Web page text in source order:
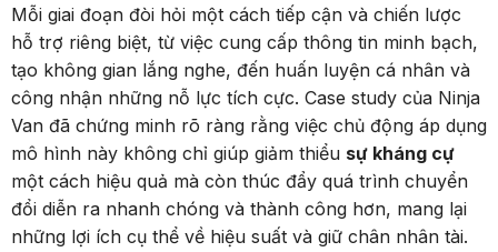
Mỗi giai đoạn đòi hỏi một cách tiếp cận và chiến lược
hỗ trợ riêng biệt, từ việc cung cấp thông tin minh bạch,
tạo không gian lắng nghe, đến huấn luyện cá nhân và
công nhận những nỗ lực tích cực. Case study của Ninja
Van đã chứng minh rõ ràng rằng việc chủ động áp dụng
mô hình này không chỉ giúp giảm thiểu sự kháng cự
một cách hiệu quả mà còn thúc đẩy quá trình chuyển
đổi diễn ra nhanh chóng và thành công hơn, mang lại
những lợi ích cụ thể về hiệu suất và giữ chân nhân tài.